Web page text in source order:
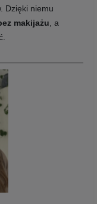
Dzięki niemu
makijażu, a